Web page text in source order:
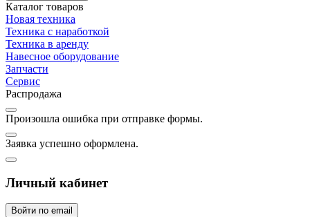
Каталог товаров
Новая техника
Техника с наработкой
Техника в аренду
Навесное оборудование
Запчасти
Сервис
Распродажа
Произошла ошибка при отправке формы.
Заявка успешно оформлена.
Личный кабинет
Войти по email